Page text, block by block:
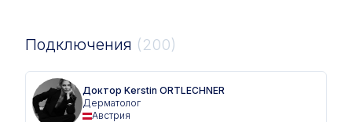
Подключения (200)
Доктор Kerstin ORTLECHNER
Дерматолог
Австрия